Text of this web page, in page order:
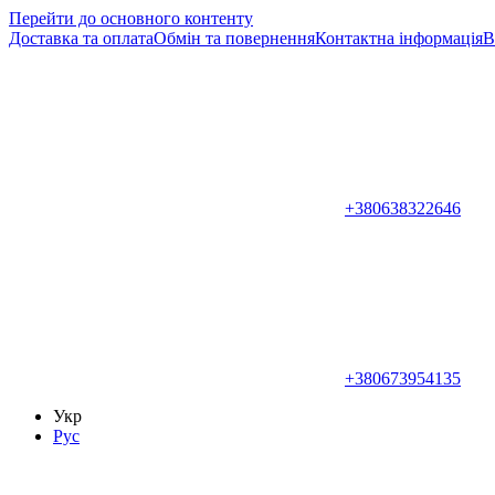
Перейти до основного контенту
Доставка та оплатаОбмін та поверненняКонтактна інформація
+380638322646
+380673954135
Укр
Рус